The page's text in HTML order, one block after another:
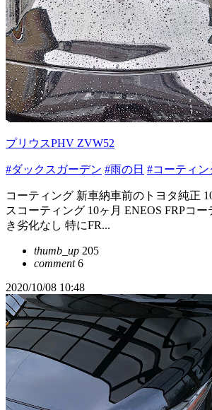
プリウスPHV ZVW52
#ダックスガーデン #雨の日 #コーティン
コーティング 新車納車前のトヨタ純正
スコーティング 10ヶ月 ENEOS FRPコ
き劣化なし 特にFR...
thumb_up 205
comment6
2020/10/08 10:48